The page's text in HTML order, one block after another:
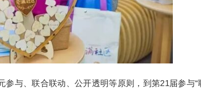
参与、联合联动、公开透明等原则，到第21届参与“